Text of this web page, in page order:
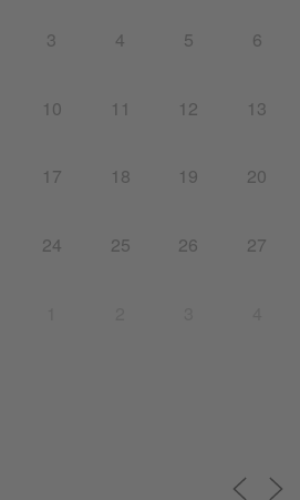
3 4 5 6
10 11 12 13
17 18 19 20
24 25 26 27